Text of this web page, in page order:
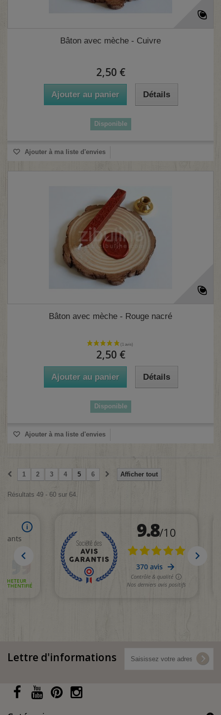
Bâton avec mèche - Cuivre
2,50 €
Ajouter au panier Détails
Disponible
Ajouter à ma liste d'envies
Bâton avec mèche - Rouge nacré
2,50 €
Ajouter au panier Détails
Disponible
Ajouter à ma liste d'envies
Afficher tout
1 2 3 4 5 6
Résultats 49 - 60 sur 64.
Lettre d'informations